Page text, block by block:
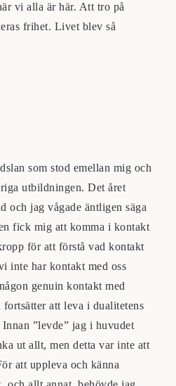
vi alla är här. Att tro på
frihet. Livet blev så
som stod emellan mig och
utbildningen. Det året
och jag vågade äntligen säga
fick mig att komma i kontakt
för att förstå vad kontakt
inte har kontakt med oss
genuin kontakt med
fortsätter att leva i dualitetens
”levde” jag i huvudet
ut allt, men detta var inte att
att uppleva och känna